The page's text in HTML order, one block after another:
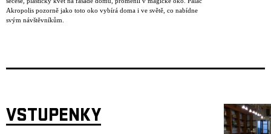
Akropolis pozorně jako toto oko vybírá doma i ve světě, co nabídne
svým návštěvníkům.
VSTUPENKY